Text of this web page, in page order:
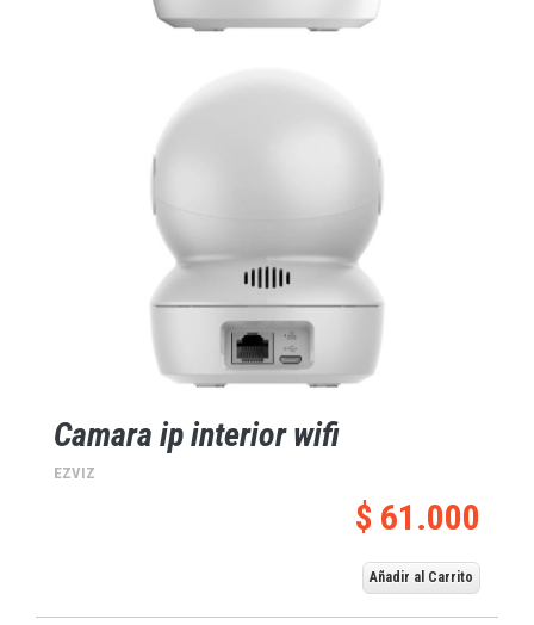
Camara ip interior wifi
EZVIZ
$ 61.000
Añadir al Carrito